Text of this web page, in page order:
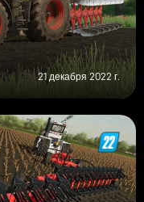
21 декабря 2022 г.